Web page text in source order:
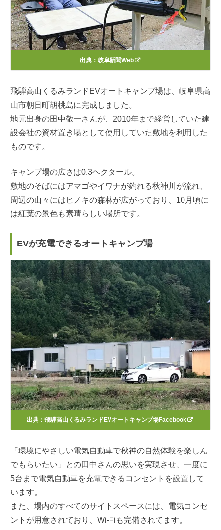
出典： 岐阜新聞Web
飛騨高山くるみランドEVオートキャンプ場は、岐阜県高
山市朝日町胡桃島に完成しました。
地元出身の田中敬一さんが、2010年まで経営していた建
設会社の資材置き場として使用していた敷地を利用した
ものです。
キャンプ場の広さは0.3ヘクタール。
敷地のそばにはアマゴやイワナが釣れる秋神川が流れ、
周辺の山々にはヒノキの森林が広がっており、10月頃に
は紅葉の景色も素晴らしい場所です。
EVが充電できるオートキャンプ場
出典： 飛騨高山くるみランドEVオートキャンプ場Facebook
「環境にやさしい電気自動車で秋神の自然体験を楽しん
でもらいたい」との田中さんの思いを実現させ、一度に
5台まで電気自動車を充電できるコンセントを設置して
います。
また、場内のすべてのサイトスペースには、電気コンセ
ントが用意されており、Wi-Fiも完備されてます。